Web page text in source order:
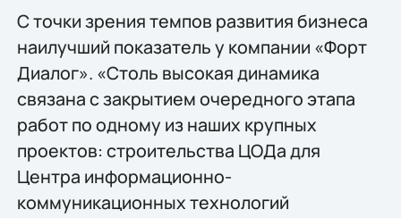
С точки зрения темпов развития бизнеса
наилучший показатель у компании «Форт
Диалог». «Столь высокая динамика
связана с закрытием очередного этапа
работ по одному из наших крупных
проектов: строительства ЦОДа для
Центра информационно-
коммуникационных технологий